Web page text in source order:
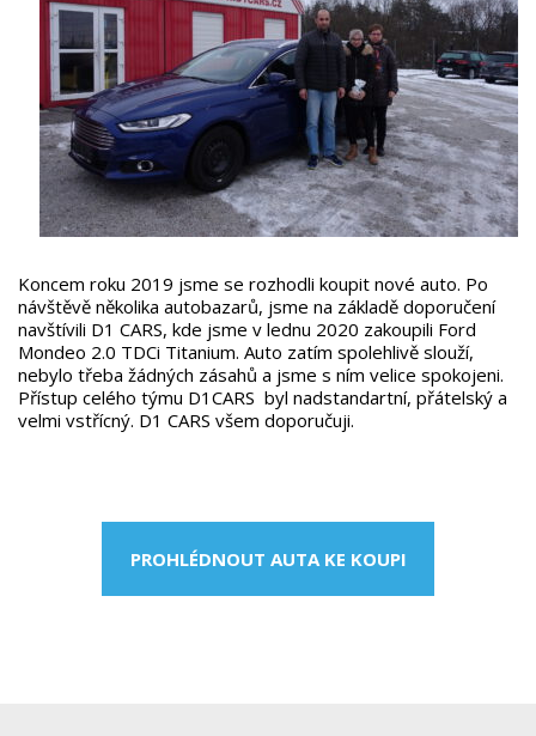
Koncem roku 2019 jsme se rozhodli koupit nové auto. Po
návštěvě několika autobazarů, jsme na základě doporučení
navštívili D1 CARS, kde jsme v lednu 2020 zakoupili Ford
Mondeo 2.0 TDCi Titanium. Auto zatím spolehlivě slouží,
nebylo třeba žádných zásahů a jsme s ním velice spokojeni.
Přístup celého týmu D1CARS byl nadstandartní, přátelský a
velmi vstřícný. D1 CARS všem doporučuji.
PROHLÉDNOUT AUTA KE KOUPI